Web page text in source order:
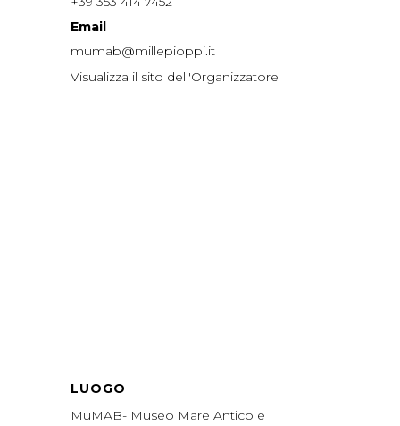
Email
mumab@millepioppi.it
Visualizza il sito dell'Organizzatore
LUOGO
MuMAB- Museo Mare Antico e